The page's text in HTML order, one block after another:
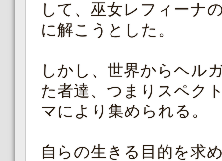
して、巫女レフィーナ
に解こうとした。
しかし、世界からヘル
た者達、つまりスペク
マにより集められる。
自らの生きる目的を求